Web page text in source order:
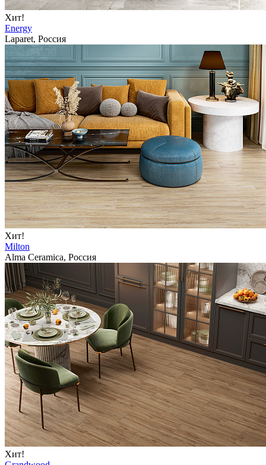
Хит!
Energy
Laparet, Россия
Хит!
Milton
Alma Ceramica, Россия
Хит!